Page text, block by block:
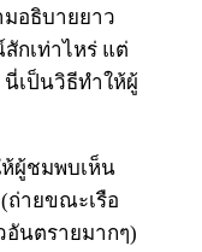
มอธิบายยาว
กเท่าไหร่ แต่
เป็นวิธีทำให้ผู้
ห้ผู้ชมพบเห็น
ถ่ายขณะเรือ
อันตรายมากๆ)